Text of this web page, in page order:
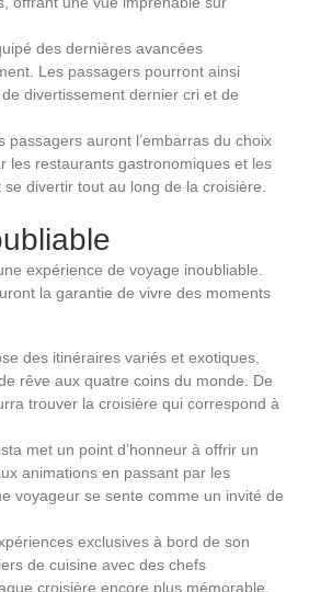
des dernières avancées
Les passagers pourront ainsi
divertissement dernier cri et de
auront l’embarras du choix
les restaurants gastronomiques et les
divertir tout au long de la croisière.
expérience de voyage inoubliable.
la garantie de vivre des moments
des itinéraires variés et exotiques,
rêve aux quatre coins du monde. De
trouver la croisière qui correspond à
met un point d’honneur à offrir un
animations en passant par les
voyageur se sente comme un invité de
exclusives à bord de son
de cuisine avec des chefs
croisière encore plus mémorable.